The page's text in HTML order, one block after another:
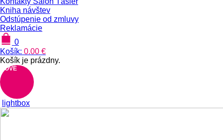
Kniha návštev
Odstúpenie od zmluvy
Reklamácie
0
Košík: 0.00 €
Košík je prázdny.
NOVÉ
lightbox